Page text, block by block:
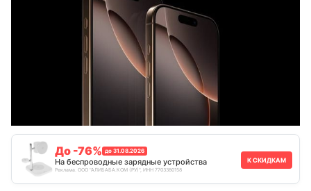
До -76% до 31.08.2026
На беспроводные зарядные устройства
Реклама. ООО "АЛИБАБА.КОМ (РУ)", ИНН 7703380158
К СКИДКАМ